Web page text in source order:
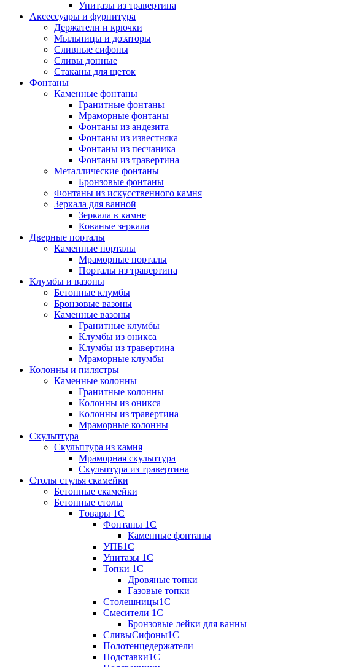
Унитазы из травертина
Аксессуары и фурнитура
Держатели и крючки
Мыльницы и дозаторы
Сливные сифоны
Сливы донные
Стаканы для щеток
Фонтаны
Каменные фонтаны
Гранитные фонтаны
Мраморные фонтаны
Фонтаны из андезита
Фонтаны из известняка
Фонтаны из песчаника
Фонтаны из травертина
Металлические фонтаны
Бронзовые фонтаны
Фонтаны из искусственного камня
Зеркала для ванной
Зеркала в камне
Кованые зеркала
Дверные порталы
Каменные порталы
Мраморные порталы
Порталы из травертина
Клумбы и вазоны
Бетонные клумбы
Бронзовые вазоны
Каменные вазоны
Гранитные клумбы
Клумбы из оникса
Клумбы из травертина
Мраморные клумбы
Колонны и пилястры
Каменные колонны
Гранитные колонны
Колонны из оникса
Колонны из травертина
Мраморные колонны
Скульптура
Скульптура из камня
Мраморная скульптура
Скульптура из травертина
Столы стулья скамейки
Бетонные скамейки
Бетонные столы
Tовары 1C
Фонтаны 1C
Каменные фонтаны
УПБ1С
Унитазы 1С
Топки 1С
Дровяные топки
Газовые топки
Столешницы1С
Смесители 1С
Бронзовые лейки для ванны
СливыСифоны1С
Полотенцедержатели
Подставки1С